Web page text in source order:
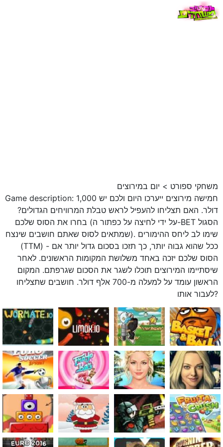
משחקי ספורט > יום במירוצים
Game description: חמישה מירוצים ייערכו היום ולכם יש 1,000
דולר. האם תצליחו להעפיל לראש טבלת המרוויחים הגדולים?
בחרו את הסוס שלכם (על ידי לחיצה על כפתור ה-BET הסגול
שמתאים לסוס שאתם חושבים שינצח). שימו לב ליחס ההימורים
(TTM) - ככל שהוא גבוה יותר, כך תזכו בסכום גדול יותר אם
הסוס שלכם יזכה באחד משלושת המקומות הראשונים. לאחר
שיסתיימו המירוצים תוכלו לשגר את הסכום שגרפתם. המקום
הראשון עומד על למעלה מ-700 אלף דולר. חושבים שתצליחו
לעבור אותו?